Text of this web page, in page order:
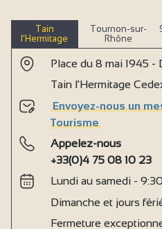
Tain
l’Hermitage
Tournon-sur-
Rhône
Place du 8 mai 1945
Tain l'Hermitage
Envoyez-nous un
Tourisme
Appelez-nous
+33(0)4 75 08 10 23
Lundi au samedi -
Dimanche et jours
Fermeture